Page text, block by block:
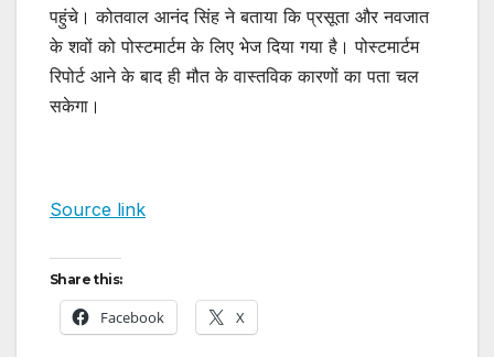
पहुंचे। कोतवाल आनंद सिंह ने बताया कि प्रसूता और नवजात
के शवों को पोस्टमार्टम के लिए भेज दिया गया है। पोस्टमार्टम
रिपोर्ट आने के बाद ही मौत के वास्तविक कारणों का पता चल
सकेगा।
Source link
Share this:
Facebook X